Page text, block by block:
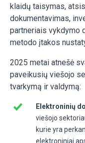
klaidų taisymas,
dokumentavimas,
partneriais vykdymo
metodo įtakos
2025 metai atnešė
paveikusių viešojo
tvarkymą ir valdymą:
Elektroninių
viešojo
kurie yra
elektroniniai